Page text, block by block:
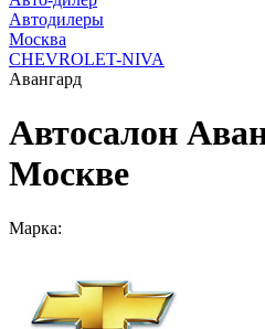
Автодилеры
Москва
CHEVROLET-NIVA
Авангард
Автосалон
Москве
Марка: